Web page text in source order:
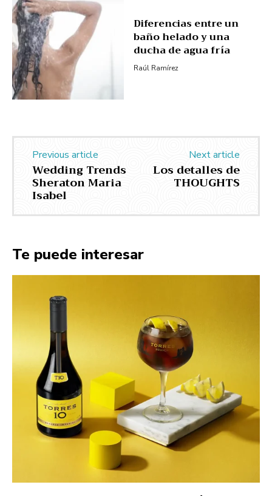
Diferencias entre un
baño helado y una
ducha de agua fría
Raúl Ramírez
Previous article
Wedding Trends
Sheraton Maria
Isabel
Next article
Los detalles de
THOUGHTS
Te puede interesar